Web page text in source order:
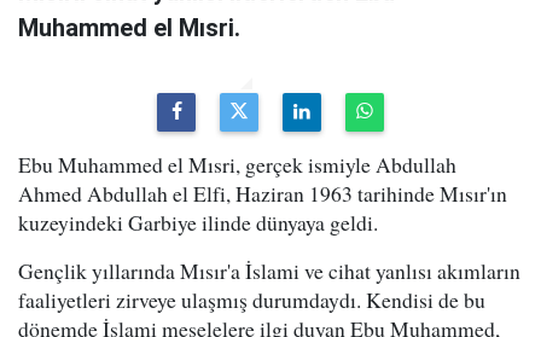
Muhammed el Mısri.
Ebu Muhammed el Mısri, gerçek ismiyle Abdullah
Ahmed Abdullah el Elfi, Haziran 1963 tarihinde Mısır'ın
kuzeyindeki Garbiye ilinde dünyaya geldi.
Gençlik yıllarında Mısır'a İslami ve cihat yanlısı akımların
faaliyetleri zirveye ulaşmış durumdaydı. Kendisi de bu
dönemde İslami meselelere ilgi duyan Ebu Muhammed,